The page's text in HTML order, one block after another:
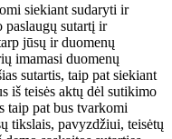
siekiant sudaryti ir
sutartį ir
jūsų ir duomenų
imamasi duomenų
sutartis, taip pat siekiant
iš teisės aktų dėl sutikimo
taip pat bus tvarkomi
tikslais, pavyzdžiui, teisėtų